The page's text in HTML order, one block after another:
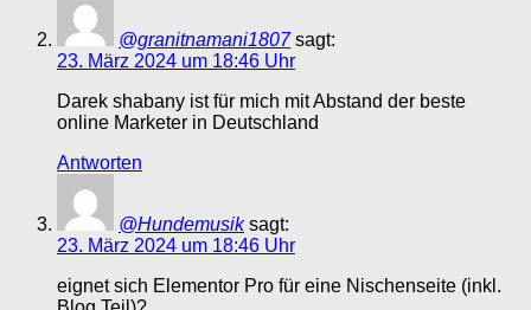
@granitnamani1807 sagt:
23. März 2024 um 18:46 Uhr
Darek shabany ist für mich mit Abstand der beste
online Marketer in Deutschland
Antworten
@Hundemusik sagt:
23. März 2024 um 18:46 Uhr
eignet sich Elementor Pro für eine Nischenseite (inkl.